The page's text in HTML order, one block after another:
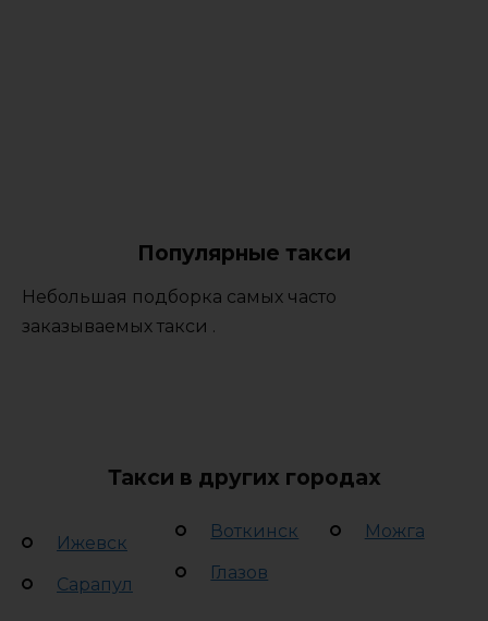
Популярные такси
Небольшая подборка самых часто
заказываемых такси .
Такси в других городах
Ижевск
Сарапул
Воткинск
Глазов
Можга